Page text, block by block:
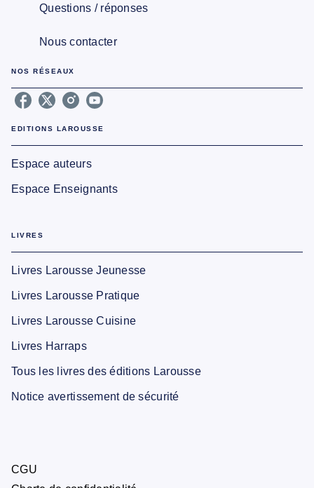
Questions / réponses
Nous contacter
NOS RÉSEAUX
EDITIONS LAROUSSE
Espace auteurs
Espace Enseignants
LIVRES
Livres Larousse Jeunesse
Livres Larousse Pratique
Livres Larousse Cuisine
Livres Harraps
Tous les livres des éditions Larousse
Notice avertissement de sécurité
CGU